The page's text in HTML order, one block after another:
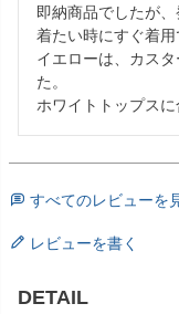
即納商品でしたが
着たい時にすぐ着用
イエローは、カス
た。
ホワイトトップスに
すべてのレビューを
レビューを書く
DETAIL